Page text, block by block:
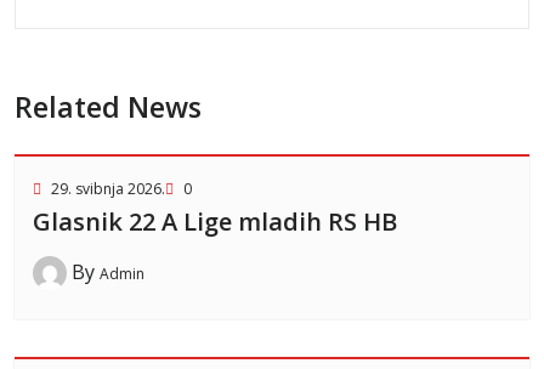
Related News
29. svibnja 2026. 0
Glasnik 22 A Lige mladih RS HB
By Admin